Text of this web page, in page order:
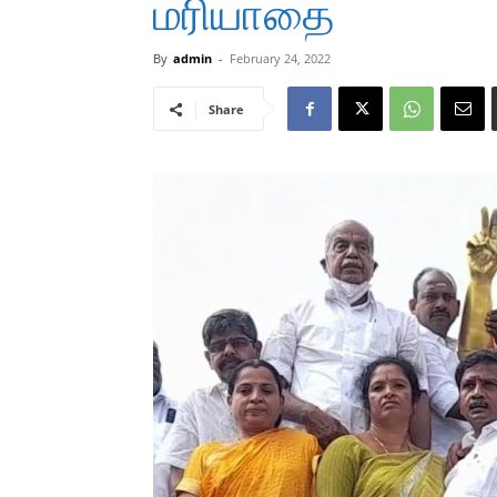
மரியாதை
By admin - February 24, 2022
Share